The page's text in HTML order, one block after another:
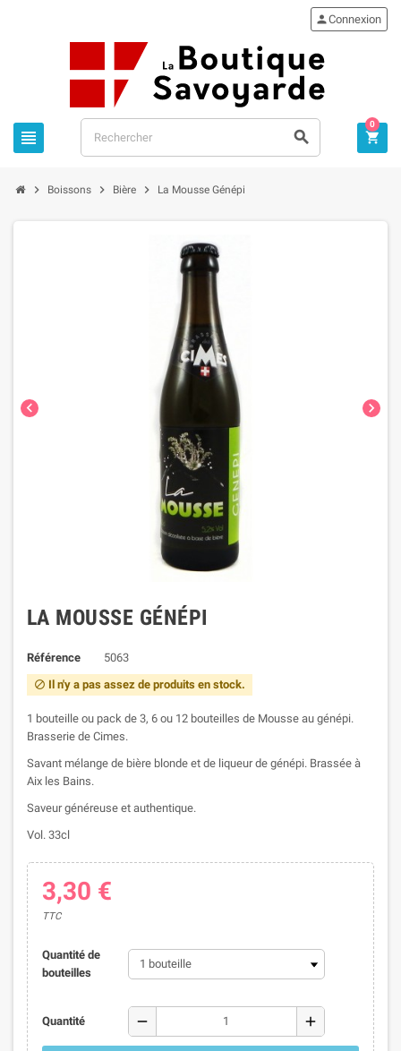
 
Connexion

0
 Boissons  Bière  La Mousse Génépi
 
LA MOUSSE GÉNÉPI
Référence 5063
 Il n'y a pas assez de produits en stock.
1 bouteille ou pack de 3, 6 ou 12 bouteilles de Mousse au génépi.
Brasserie de Cimes.
Savant mélange de bière blonde et de liqueur de génépi. Brassée à
Aix les Bains.
Saveur généreuse et authentique.
Vol. 33cl
3,30 €
TTC
Quantité de
bouteilles
Quantité remove add